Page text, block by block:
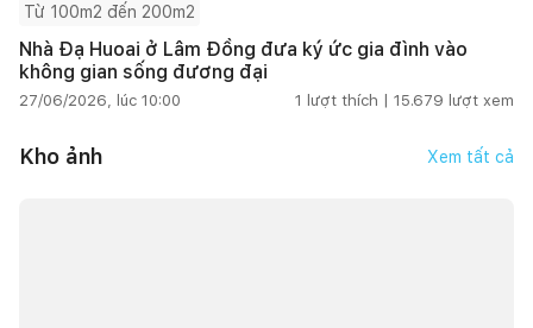
Từ 100m2 đến 200m2
Nhà Đạ Huoai ở Lâm Đồng đưa ký ức gia đình vào
không gian sống đương đại
27/06/2026, lúc 10:00 1 lượt thích | 15.679 lượt xem
Kho ảnh Xem tất cả